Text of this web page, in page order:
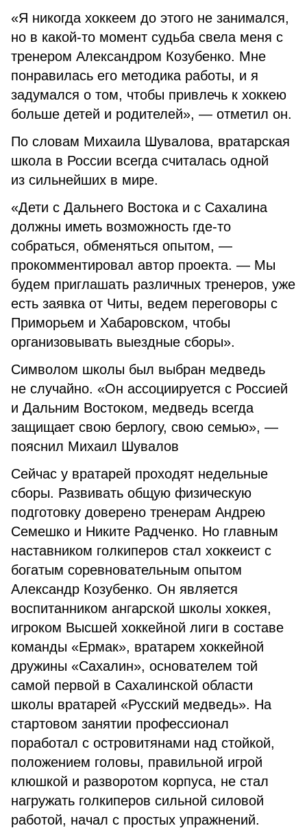
«Я никогда хоккеем до этого не занимался,
но в какой-то момент судьба свела меня с
тренером Александром Козубенко. Мне
понравилась его методика работы, и я
задумался о том, чтобы привлечь к хоккею
больше детей и родителей», — отметил он.
По словам Михаила Шувалова, вратарская
школа в России всегда считалась одной
из сильнейших в мире.
«Дети с Дальнего Востока и с Сахалина
должны иметь возможность где-то
собраться, обменяться опытом, —
прокомментировал автор проекта. — Мы
будем приглашать различных тренеров, уже
есть заявка от Читы, ведем переговоры с
Приморьем и Хабаровском, чтобы
организовывать выездные сборы».
Символом школы был выбран медведь
не случайно. «Он ассоциируется с Россией
и Дальним Востоком, медведь всегда
защищает свою берлогу, свою семью», —
пояснил Михаил Шувалов
Сейчас у вратарей проходят недельные
сборы. Развивать общую физическую
подготовку доверено тренерам Андрею
Семешко и Никите Радченко. Но главным
наставником голкиперов стал хоккеист с
богатым соревновательным опытом
Александр Козубенко. Он является
воспитанником ангарской школы хоккея,
игроком Высшей хоккейной лиги в составе
команды «Ермак», вратарем хоккейной
дружины «Сахалин», основателем той
самой первой в Сахалинской области
школы вратарей «Русский медведь». На
стартовом занятии профессионал
поработал с островитянами над стойкой,
положением головы, правильной игрой
клюшкой и разворотом корпуса, не стал
нагружать голкиперов сильной силовой
работой, начал с простых упражнений.